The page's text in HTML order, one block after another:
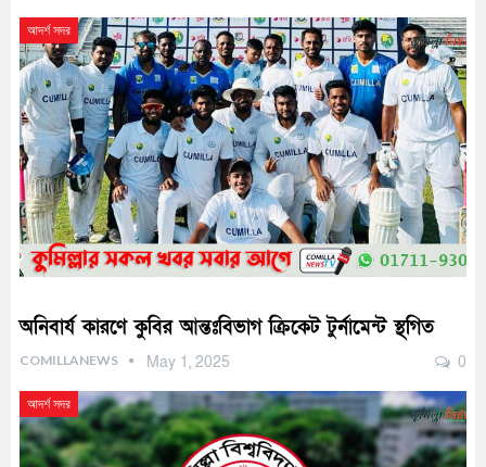
আদর্শ সদর
অনিবার্য কারণে কুবির আন্তঃবিভাগ ক্রিকেট টুর্নামেন্ট স্থগিত
COMILLANEWS May 1, 2025 0
আদর্শ সদর